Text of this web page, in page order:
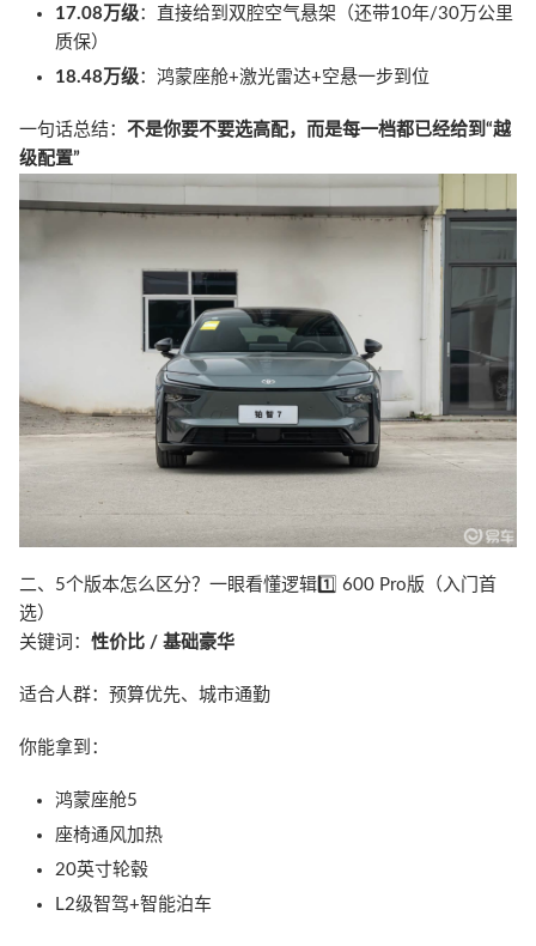
17.08万级：直接给到双腔空气悬架（还带10年/30万公里
质保）
18.48万级：鸿蒙座舱+激光雷达+空悬一步到位
一句话总结：不是你要不要选高配，而是每一档都已经给到“越
级配置”
二、5个版本怎么区分？一眼看懂逻辑1️⃣ 600 Pro版（入门首
选）
关键词：性价比 / 基础豪华
适合人群：预算优先、城市通勤
你能拿到：
鸿蒙座舱5
座椅通风加热
20英寸轮毂
L2级智驾+智能泊车